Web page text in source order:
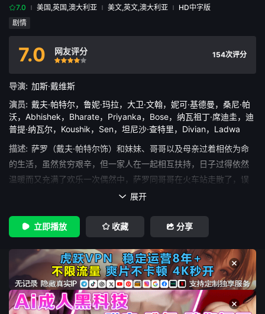
7.0 美国,英国,澳大利亚 美文,英文,澳大利亚
HD中字版
剧情
7.0
网友评分
很差较差还行
推荐
力荐
154次评分
导演: 加斯·戴维斯
演员: 戴夫·帕特尔， 鲁妮·玛拉， 大卫·文翰， 妮可·基德曼， 桑尼·帕
沃， Abhishek， Bharate， Priyanka， Bose， 纳瓦祖丁·席迪圭， 迪
普提·纳瓦尔， Koushik， Sen， 坦尼沙·查特里， Divian， Ladwa
描述: 萨罗（戴夫·帕特尔饰）和妹妹、哥哥以及母亲过着相依为命
的生活，虽然贫穷艰辛，但一家人在一起相互扶持，日子过得依然
温暖而又充满了欢乐一次偶然中，萨罗同哥哥在火车站走散了，误
打误撞之中，萨罗登上了一列开往加尔各答的火车，在那里，萨罗
自澳大利亚的约翰（大卫·文翰饰）和苏（妮可·基德曼饰）夫妇俩收
养了，在两人爱的教养下，萨罗成长为了前途无量的有为青年。在
学校里，萨罗邂逅了名为露西（鲁妮·玛拉饰）的女生，两人很快走
到了一起。某次派对中，来自家乡的食物勾起了萨罗对过去的回
忆，他萌生出了回到家乡寻找家人的念头。
 展开
立即播放 收藏 分享